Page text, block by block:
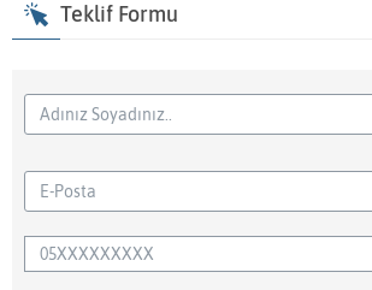
Teklif Formu